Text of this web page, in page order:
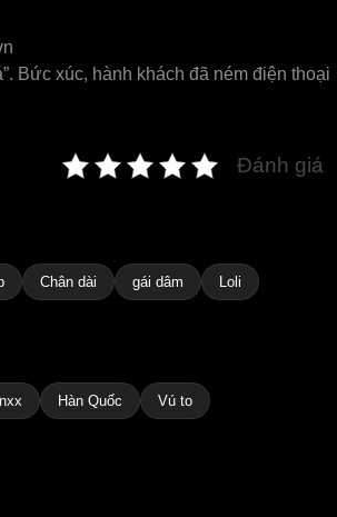
Bức xúc, hành khách đã ném điện thoại
Đánh giá
Chân dài gái dâm Loli
Hàn Quốc Vú to